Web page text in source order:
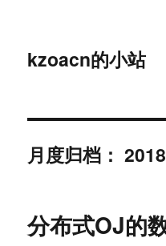
kzoacn的小站
月度归档：
分布式OJ的